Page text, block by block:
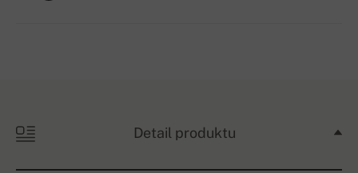
Detail produktu